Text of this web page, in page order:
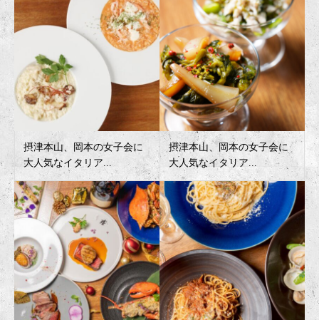
摂津本山、岡本の女子会に
大人気なイタリア...
摂津本山、岡本の女子会に
大人気なイタリア...